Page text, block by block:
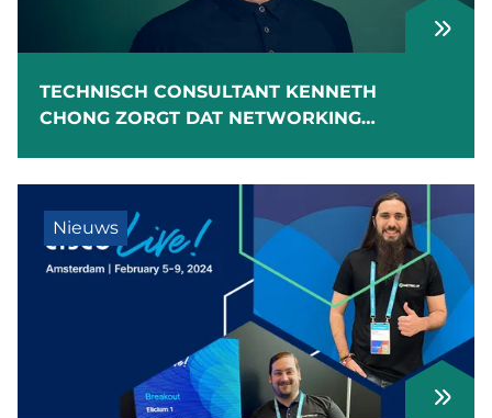
TECHNISCH CONSULTANT KENNETH
CHONG ZORGT DAT NETWORKING
Nieuws